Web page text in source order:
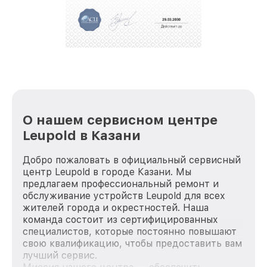
положительные отзывы и обрели отличную
репутацию. Мы постоянно совершенствуемся и
О нашем сервисном центре
Leupold в Казани
Добро пожаловать в официальный сервисный
центр Leupold в городе Казани. Мы
предлагаем профессиональный ремонт и
обслуживание устройств Leupold для всех
жителей города и окрестностей. Наша
команда состоит из сертифицированных
специалистов, которые постоянно повышают
свою квалификацию, чтобы предоставить вам
лучший сервис.